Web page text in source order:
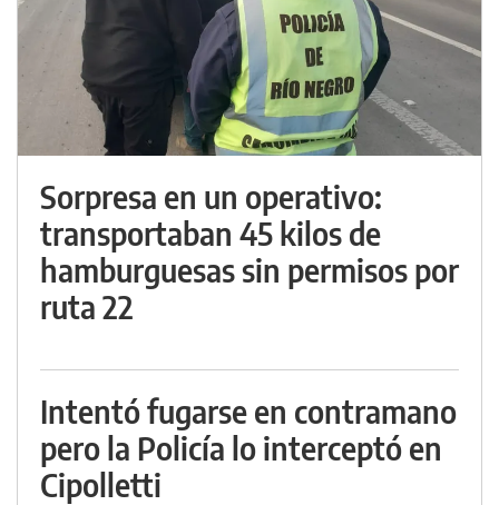
Sorpresa en un operativo:
transportaban 45 kilos de
hamburguesas sin permisos por
ruta 22
Intentó fugarse en contramano
pero la Policía lo interceptó en
Cipolletti